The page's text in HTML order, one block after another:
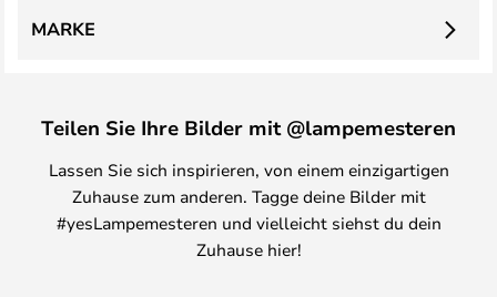
MARKE
Teilen Sie Ihre Bilder mit @lampemesteren
Lassen Sie sich inspirieren, von einem einzigartigen
Zuhause zum anderen. Tagge deine Bilder mit
#yesLampemesteren und vielleicht siehst du dein
Zuhause hier!